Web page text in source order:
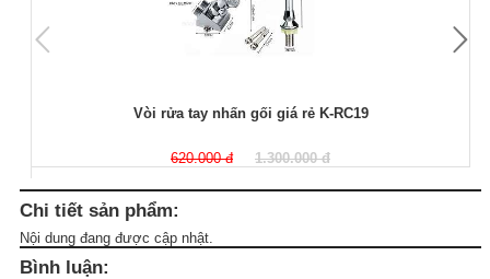
Vòi rửa tay nhấn gối giá rẻ K-RC19
620.000 đ 1.300.000 đ
Chi tiết sản phẩm:
Nội dung đang được cập nhật.
Bình luận: